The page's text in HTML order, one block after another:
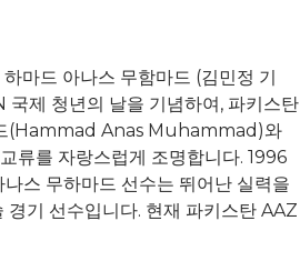
마드 아나스 무함마드 (김민정 기
제 청년의 날을 기념하여, 파키스탄
(Hammad Anas Muhammad)와
류를 자랑스럽게 조명합니다. 1996
스 무하마드 선수는 뛰어난 실력을
기 선수입니다. 현재 파키스탄 AAZ